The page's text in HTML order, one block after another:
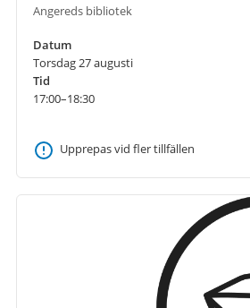
Angereds bibliotek
Datum
Torsdag 27 augusti
Tid
17:00–18:30
Upprepas vid fler tillfällen